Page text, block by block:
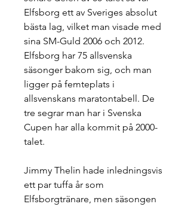
Elfsborg ett av Sveriges absolut
bästa lag, vilket man visade med
sina SM-Guld 2006 och 2012.
Elfsborg har 75 allsvenska
säsonger bakom sig, och man
ligger på femteplats i
allsvenskans maratontabell. De
tre segrar man har i Svenska
Cupen har alla kommit på 2000-
talet.
Jimmy Thelin hade inledningsvis
ett par tuffa år som
Elfsborgtränare, men säsongen